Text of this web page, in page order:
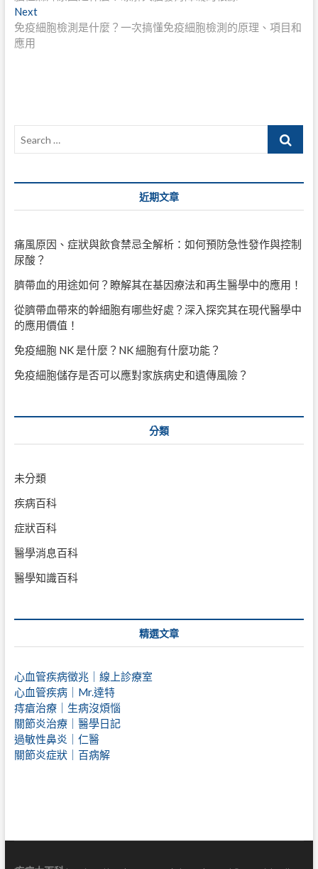
章
導
覽
NextNext
post:
免疫細胞檢測是什麼？一次搞懂免疫細胞檢測的原理、項目和
應用
Search
近期文章
痛風原因、症狀與飲食禁忌全解析：如何預防急性發作與控制
尿酸？
臍帶血的用途如何？瞭解其在基因療法和再生醫學中的應用！
從臍帶血帶來的幹細胞有哪些好處？深入探究其在現代醫學中
的應用價值！
免疫細胞 NK 是什麼？NK 細胞有什麼功能？
免疫細胞儲存是否可以應對家族病史和遺傳風險？
分類
未分類
疾病百科
症狀百科
醫學消息百科
醫學知識百科
精選文章
心血管疾病徵兆｜線上診療室
心血管疾病｜Mr.達特
痔瘡治療｜ 生病沒煩惱
關節炎治療｜醫學日記
過敏性鼻炎｜仁醫
關節炎症狀｜百病解